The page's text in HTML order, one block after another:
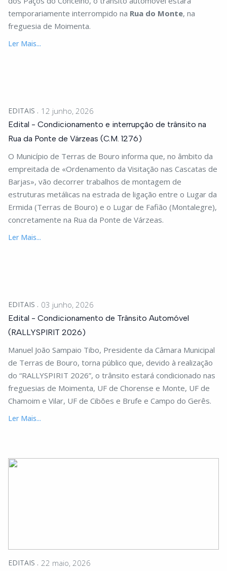
temporariamente interrompido na Rua do Monte, na
freguesia de Moimenta.
Ler Mais...
EDITAIS 12 junho, 2026
Edital - Condicionamento e interrupção de trânsito na
Rua da Ponte de Várzeas (C.M. 1276)
O Município de Terras de Bouro informa que, no âmbito da
empreitada de «Ordenamento da Visitação nas Cascatas de
Barjas», vão decorrer trabalhos de montagem de
estruturas metálicas na estrada de ligação entre o Lugar da
Ermida (Terras de Bouro) e o Lugar de Fafião (Montalegre),
concretamente na Rua da Ponte de Várzeas.
Ler Mais...
EDITAIS 03 junho, 2026
Edital - Condicionamento de Trânsito Automóvel
(RALLYSPIRIT 2026)
Manuel João Sampaio Tibo, Presidente da Câmara Municipal
de Terras de Bouro, torna público que, devido à realização
do “RALLYSPIRIT 2026”, o trânsito estará condicionado nas
freguesias de Moimenta, UF de Chorense e Monte, UF de
Chamoim e Vilar, UF de Cibões e Brufe e Campo do Gerês.
Ler Mais...
EDITAIS 22 maio, 2026